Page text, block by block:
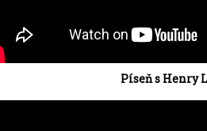
Píseň s Henry